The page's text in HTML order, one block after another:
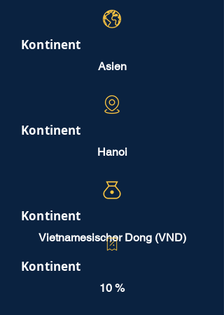
Kontinent
Asien
Kontinent
Hanoi
Kontinent
Vietnamesischer Dong (VND)
Kontinent
10 %